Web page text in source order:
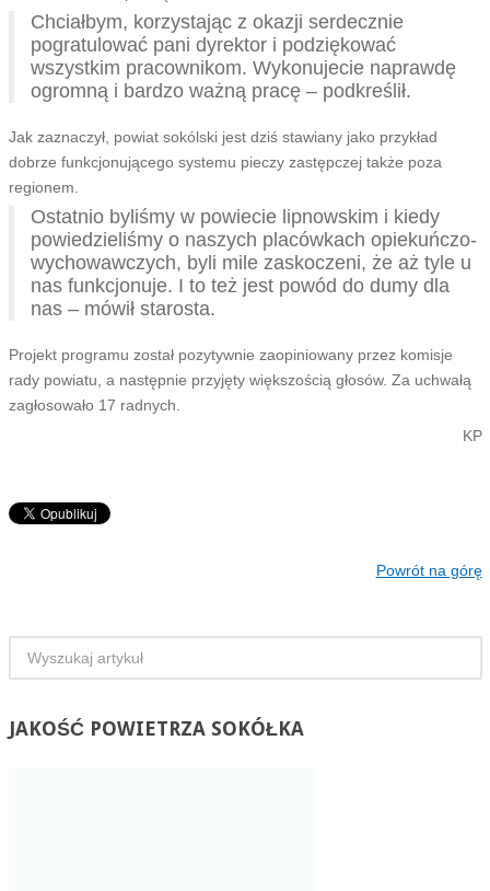
Chciałbym, korzystając z okazji serdecznie
pogratulować pani dyrektor i podziękować
wszystkim pracownikom. Wykonujecie naprawdę
ogromną i bardzo ważną pracę – podkreślił.
Jak zaznaczył, powiat sokólski jest dziś stawiany jako przykład
dobrze funkcjonującego systemu pieczy zastępczej także poza
regionem.
Ostatnio byliśmy w powiecie lipnowskim i kiedy
powiedzieliśmy o naszych placówkach opiekuńczo-
wychowawczych, byli mile zaskoczeni, że aż tyle u
nas funkcjonuje. I to też jest powód do dumy dla
nas – mówił starosta.
Projekt programu został pozytywnie zaopiniowany przez komisje
rady powiatu, a następnie przyjęty większością głosów. Za uchwałą
zagłosowało 17 radnych.
KP
Powrót na górę
JAKOŚĆPOWIETRZA SOKÓŁKA